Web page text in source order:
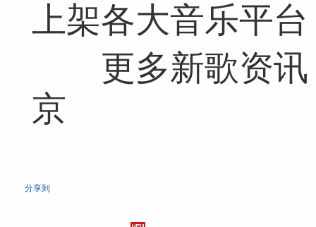
上架各大音乐平
更多新歌资讯
京
分享到